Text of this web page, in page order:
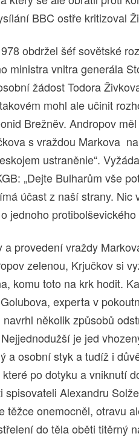
BBC ostře kritizoval
obdržel šéf sovětské
ministra vnitra generála
žádost Todora
mohl ale učinit
Brežněv. Andropov
s vraždou Markova
ustraněnie“.
„Dejte Bulharům vše
účast z naší strany. Nic
jednoho
a provedení vraždy
zelenou, Krjučkov si
komu toto na krk hodit.
experta v
navrhl několik způsobů
je jed
a osobní styk a tudíž i
po dotyku a vniknutí
spisovateli Alexandru
těžce onemocněl, otravu
do těla oběti titěrný